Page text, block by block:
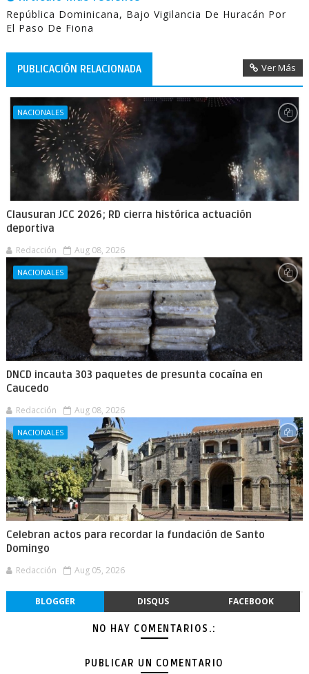
República Dominicana, Bajo Vigilancia De Huracán Por
El Paso De Fiona
PUBLICACIÓN RELACIONADA Ver Más
NACIONALES
Clausuran JCC 2026; RD cierra histórica actuación
deportiva
Redacción Aug 08, 2026
NACIONALES
DNCD incauta 303 paquetes de presunta cocaína en
Caucedo
Redacción Aug 08, 2026
NACIONALES
Celebran actos para recordar la fundación de Santo
Domingo
Redacción Aug 05, 2026
BLOGGER DISQUS FACEBOOK
NO HAY COMENTARIOS.:
PUBLICAR UN COMENTARIO